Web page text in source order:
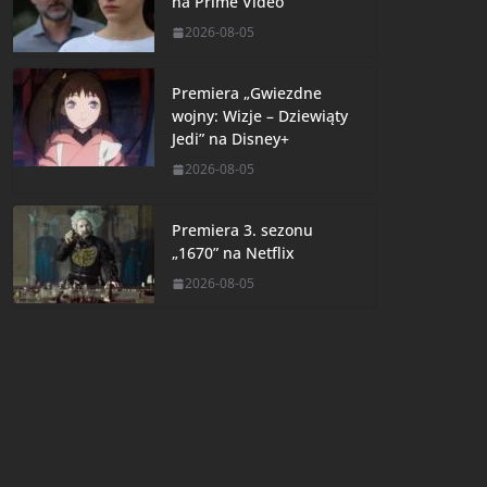
2026-08-05
Premiera „Gwiezdne
wojny: Wizje – Dziewiąty
Jedi” na Disney+
2026-08-05
Premiera 3. sezonu
„1670” na Netflix
2026-08-05